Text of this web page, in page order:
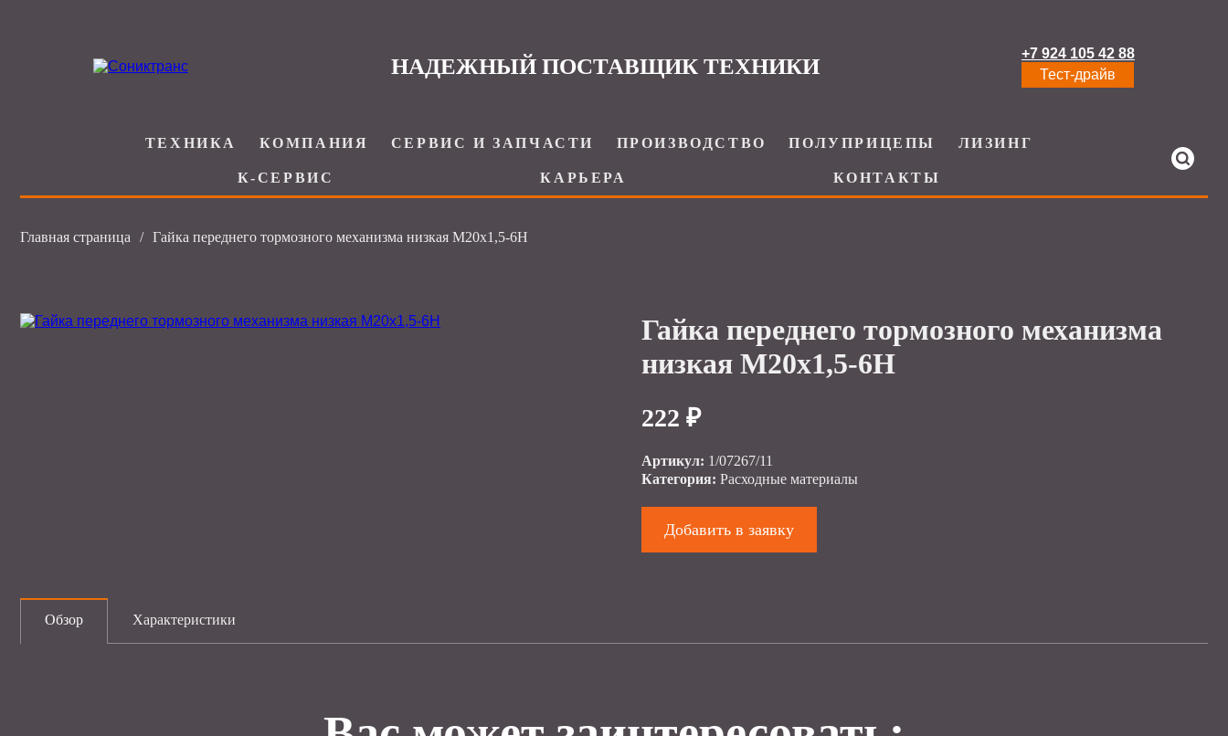
НАДЕЖНЫЙ ПОСТАВЩИК ТЕХНИКИ
+7 924 105 42 88
Тест-драйв
ТЕХНИКА КОМПАНИЯ СЕРВИС И ЗАПЧАСТИ ПРОИЗВОДСТВО ПОЛУПРИЦЕПЫ ЛИЗИНГ
К-СЕРВИС КАРЬЕРА КОНТАКТЫ
Главная страница / Гайка переднего тормозного механизма низкая М20х1,5-6Н
Гайка переднего тормозного механизма
низкая М20х1,5-6Н
222 ₽
Артикул: 1/07267/11
Категория: Расходные материалы
Добавить в заявку
Обзор Характеристики